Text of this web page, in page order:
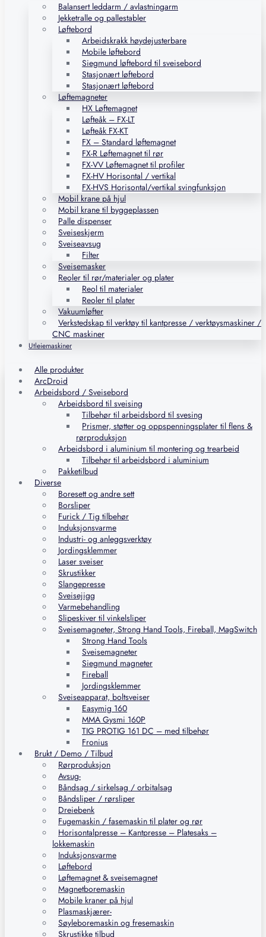
Balansert leddarm / avlastningarm
Jekketralle og pallestabler
Løftebord
Arbeidskrakk høydejusterbare
Mobile løftebord
Siegmund løftebord til sveisebord
Stasjonært løftebord
Stasjonært løftebord
Løftemagneter
HX Løftemagnet
Løfteåk – FX-LT
Løfteåk FX-KT
FX – Standard løftemagnet
FX-R Løftemagnet til rør
FX-VV Løftemagnet til profiler
FX-HV Horisontal / vertikal
FX-HVS Horisontal/vertikal svingfunksjon
Mobil krane på hjul
Mobil krane til byggeplassen
Palle dispenser
Sveiseskjerm
Sveiseavsug
Filter
Sveisemasker
Reoler til rør/materialer og plater
Reol til materialer
Reoler til plater
Vakuumløfter
Verkstedskap til verktøy til kantpresse / verktøysmaskiner /
CNC maskiner
Utleiemaskiner
Alle produkter
ArcDroid
Arbeidsbord / Sveisebord
Arbeidsbord til sveising
Tilbehør til arbeidsbord til svesing
Prismer, støtter og oppspenningsplater til flens &
rørproduksjon
Arbeidsbord i aluminium til montering og trearbeid
Tilbehør til arbeidsbord i aluminium
Pakketilbud
Diverse
Boresett og andre sett
Borsliper
Furick / Tig tilbehør
Induksjonsvarme
Industri- og anleggsverktøy
Jordingsklemmer
Laser sveiser
Skrustikker
Slangepresse
Sveisejigg
Varmebehandling
Slipeskiver til vinkelsliper
Sveisemagneter, Strong Hand Tools, Fireball, MagSwitch
Strong Hand Tools
Sveisemagneter
Siegmund magneter
Fireball
Jordingsklemmer
Sveiseapparat, boltsveiser
Easymig 160
MMA Gysmi 160P
TIG PROTIG 161 DC – med tilbehør
Fronius
Brukt / Demo / Tilbud
Rørproduksjon
Avsug-
Båndsag / sirkelsag / orbitalsag
Båndsliper / rørsliper
Dreiebenk
Fugemaskin / fasemaskin til plater og rør
Horisontalpresse – Kantpresse – Platesaks –
lokkemaskin
Induksjonsvarme
Løftebord
Løftemagnet & sveisemagnet
Magnetboremaskin
Mobile kraner på hjul
Plasmaskjærer-
Søyleboremaskin og fresemaskin
Skrustikke tilbud